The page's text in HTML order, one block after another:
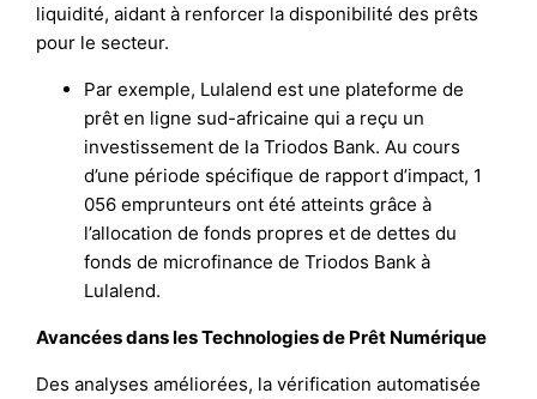
liquidité, aidant à renforcer la disponibilité des prêts
pour le secteur.
Par exemple, Lulalend est une plateforme de
prêt en ligne sud-africaine qui a reçu un
investissement de la Triodos Bank. Au cours
d’une période spécifique de rapport d’impact, 1
056 emprunteurs ont été atteints grâce à
l’allocation de fonds propres et de dettes du
fonds de microfinance de Triodos Bank à
Lulalend.
Avancées dans les Technologies de Prêt Numérique
Des analyses améliorées, la vérification automatisée